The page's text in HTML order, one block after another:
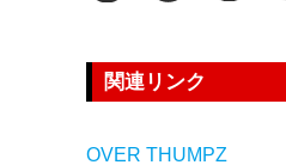
関連リンク
OVER THUMPZ